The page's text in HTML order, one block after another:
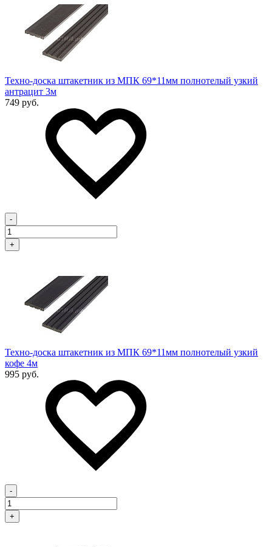
Техно-доска штакетник из МПК 69*11мм полнотелый узкий
антрацит 3м
749 руб.
-
+
Техно-доска штакетник из МПК 69*11мм полнотелый узкий
кофе 4м
995 руб.
-
+